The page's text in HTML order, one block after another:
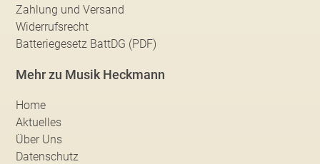
Zahlung und Versand
Widerrufsrecht
Batteriegesetz BattDG (PDF)
Mehr zu Musik Heckmann
Home
Aktuelles
Über Uns
Datenschutz